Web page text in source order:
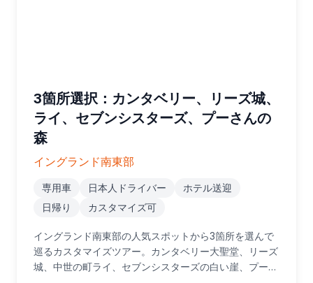
3箇所選択：カンタベリー、リーズ城、
ライ、セブンシスターズ、プーさんの
森
イングランド南東部
専用車 日本人ドライバー
ホテル送迎
日帰り
カスタマイズ可
イングランド南東部の人気スポットから3箇所を選んで
巡るカスタマイズツアー。カンタベリー大聖堂、リーズ
城、中世の町ライ、セブンシスターズの白い崖、プーさ